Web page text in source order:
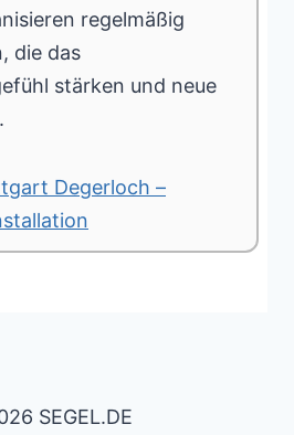
regelmäßig
die das
stärken und neue
Degerloch –
SEGEL.DE